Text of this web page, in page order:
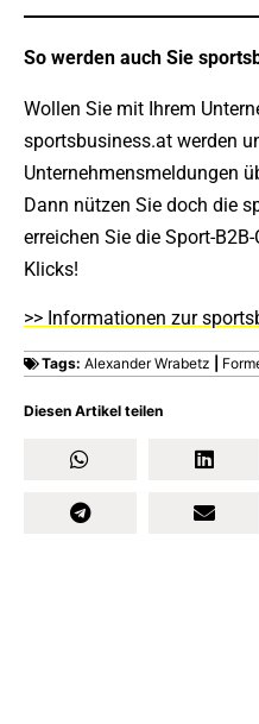
Diesen Artikel teilen
So werden auch Sie
Wollen Sie mit Ihrem
sportsbusiness.at werden
Unternehmensmeldungen
Dann nützen Sie doch die
erreichen Sie die Sport-
Klicks!
>> Informationen zur
Tags: Alexander Wrabetz